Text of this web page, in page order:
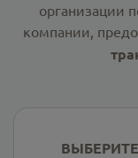
организации
компании,